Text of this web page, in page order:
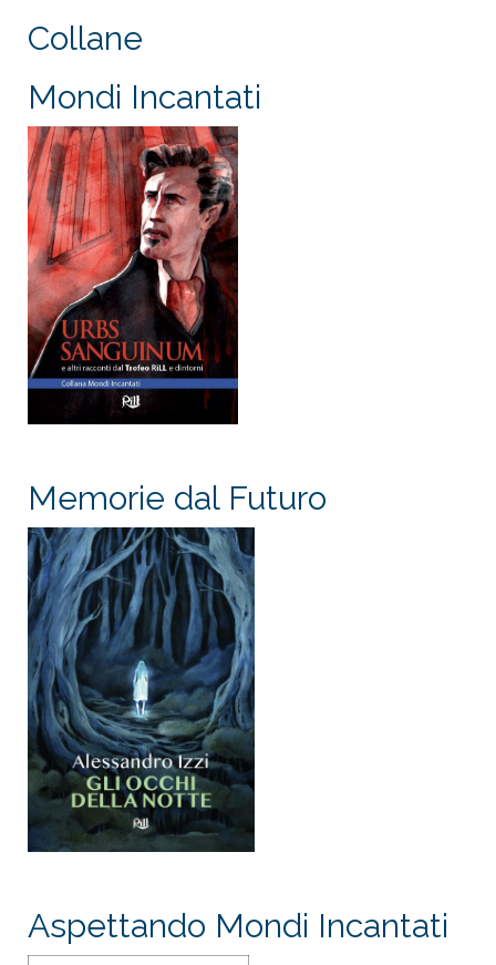
Collane
Mondi Incantati
Memorie dal Futuro
Aspettando Mondi Incantati